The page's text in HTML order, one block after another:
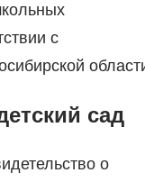
с
сад
о